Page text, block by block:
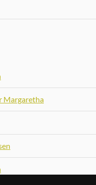
Margaretha